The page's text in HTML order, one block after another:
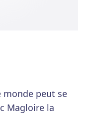
monde peut se
Magloire la